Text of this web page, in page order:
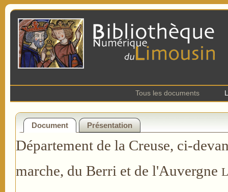
Tous les documents
Document Présentation
Département de la Creuse, ci-
marche, du Berri et de l'Auvergne